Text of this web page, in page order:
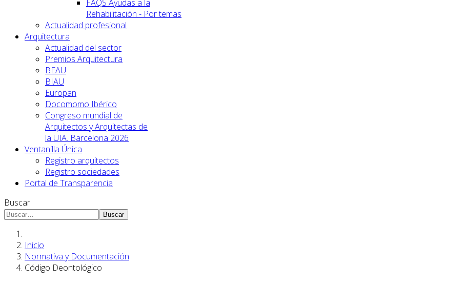
FAQS Ayudas a la
Rehabilitación - Por temas
Actualidad profesional
Arquitectura
Actualidad del sector
Premios Arquitectura
BEAU
BIAU
Europan
Docomomo Ibérico
Congreso mundial de
Arquitectos y Arquitectas de
la UIA. Barcelona 2026
Ventanilla Única
Registro arquitectos
Registro sociedades
Portal de Transparencia
Buscar
Buscar
Inicio
Normativa y Documentación
Código Deontológico